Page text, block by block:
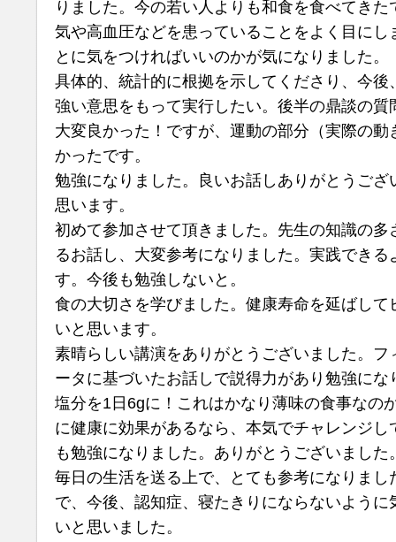
りました。今の若い人よりも和食を食べてき
気や高血圧などを患っていることをよく目に
とに気をつければいいのかが気になりました。
具体的、統計的に根拠を示してくださり、今
強い意思をもって実行したい。後半の鼎談の質
大変良かった！ですが、運動の部分（実際の
かったです。
勉強になりました。良いお話しありがとうご
思います。
初めて参加させて頂きました。先生の知識の
るお話し、大変参考になりました。実践でき
す。今後も勉強しないと。
食の大切さを学びました。健康寿命を延ばし
いと思います。
素晴らしい講演をありがとうございました。
ータに基づいたお話しで説得力があり勉強にな
塩分を1日6gに！これはかなり薄味の食事なの
に健康に効果があるなら、本気でチャレンジ
も勉強になりました。ありがとうございました
毎日の生活を送る上で、とても参考になりまし
で、今後、認知症、寝たきりにならないよう
いと思いました。